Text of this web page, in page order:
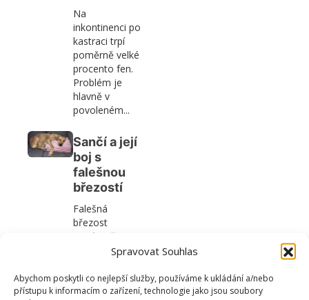
Spravovat Souhlas
Abychom poskytli co nejlepší služby, používáme k ukládání a/nebo
přístupu k informacím o zařízení, technologie jako jsou soubory
Na
inkontinenci po
kastraci trpí
poměrně velké
procento fen.
Problém je
hlavně v
povoleném...
Sančí a její
boj s
falešnou
březostí
Falešná
březost
extrémně
vyčerpává fenu
okolí a je
poměrně